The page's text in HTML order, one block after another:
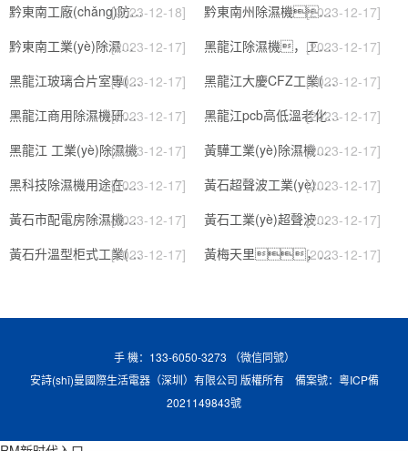
黔東南工廠(chǎng)防潮除濕機，工業(yè)除濕機
[2023-12-18] 黔東南州除濕機，濕菱工業(yè)地下室抽濕機 庫房配電房除濕器
[2023-12-17]
黔東南工業(yè)除濕機公司
[2023-12-17] 黑龍江除濕機，工業(yè)除濕機
[2023-12-17]
黑龍江玻璃合片室專(zhuān)用組合型轉輪除濕機
[2023-12-17] 黑龍江大慶CFZ工業(yè)除濕機濕菱除濕機品牌
[2023-12-17]
黑龍江商用除濕機研發(fā)(回饋老顧客,2022已更新)
[2023-12-17] 黑龍江pcb高低溫老化試驗箱
[2023-12-17]
黑龍江 工業(yè)除濕機[2023-12-17] 黃驊工業(yè)除濕機】倉庫抽濕機】車(chē)間除濕器】
[2023-12-17]
黑科技除濕機用途在哪里，如何選購到合適的工業(yè)除濕機
[2023-12-17] 黃石超聲波工業(yè)加濕機，SL系列除濕機
[2023-12-17]
黃石市配電房除濕機，工業(yè)抽濕機 恒溫恒濕非標機器
[2023-12-17] 黃石工業(yè)超聲波加濕器，除濕機品牌
[2023-12-17]
黃石升溫型柜式工業(yè)除濕機
[2023-12-17] 黃梅天里，這些除濕防潮妙招學(xué)起來(lái)
[2023-12-17]
手 機：133-6050-3273 （微信同號）
安詩(shī)曼國際生活電器（深圳）有限公司 版權所有 備案號： 粵ICP備
2021149843號